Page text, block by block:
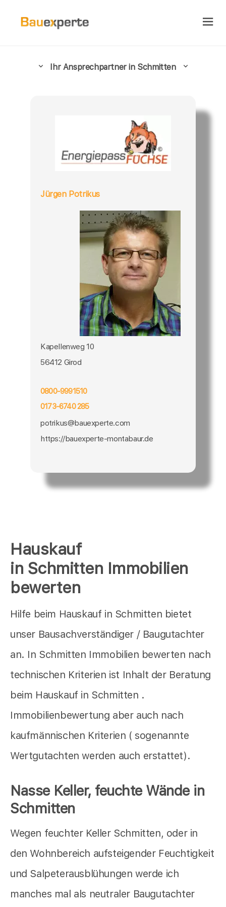
Hauskauf
in Schmitten Immobilien
bewerten
Hilfe beim Hauskauf in Schmitten bietet
unser Bausachverständiger / Baugutachter
an. In Schmitten Immobilien bewerten nach
technischen Kriterien ist Inhalt der Beratung
beim Hauskauf in Schmitten .
Immobilienbewertung aber auch nach
kaufmännischen Kriterien ( sogenannte
Wertgutachten werden auch erstattet).
Nasse Keller, feuchte Wände in
Schmitten
Wegen feuchter Keller Schmitten, oder in
den Wohnbereich aufsteigender Feuchtigkeit
und Salpeterausblühungen werde ich
manches mal als neutraler Baugutachter
Ihr Ansprechpartner in Schmitten
Jürgen Potrikus
Kapellenweg 10
56412 Girod
0800-9991510
0173-6740 285
potrikus@bauexperte.com
https://bauexperte-montabaur.de